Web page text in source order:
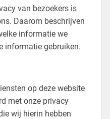
van bezoekers is
Daarom beschrijven
informatie we
informatie gebruiken.
op deze website
met onze privacy
wij hierin hebben